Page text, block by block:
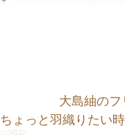
大島紬の
ちょっと羽織りたい